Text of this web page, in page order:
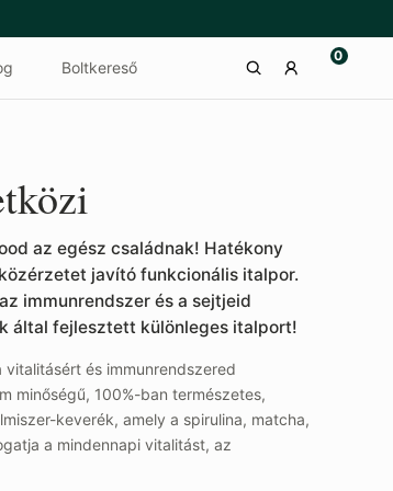
Boltkereső
0
az egész családnak! Hatékony
javító funkcionális italpor.
immunrendszer és a sejtjeid
által fejlesztett különleges italport!
vitalitásért és immunrendszered
minőségű, 100%-ban természetes,
keverék, amely a spirulina, matcha,
a mindennapi vitalitást, az